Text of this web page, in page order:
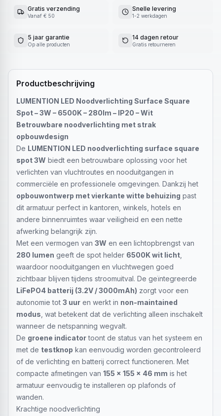
Gratis verzending
Vanaf € 50
Snelle levering
1-2 werkdagen
5 jaar garantie
Op alle producten
14 dagen retour
Gratis retourneren
Productbeschrijving
LUMENTION LED Noodverlichting Surface Square
Spot – 3W – 6500K – 280lm – IP20 – Wit
Betrouwbare noodverlichting met strak
opbouwdesign
De LUMENTION LED noodverlichting surface square
spot 3W biedt een betrouwbare oplossing voor het
verlichten van vluchtroutes en nooduitgangen in
commerciële en professionele omgevingen. Dankzij het
opbouwontwerp met vierkante witte behuizing past
dit armatuur perfect in kantoren, winkels, hotels en
andere binnenruimtes waar veiligheid en een nette
afwerking belangrijk zijn.
Met een vermogen van 3W en een lichtopbrengst van
280 lumen geeft de spot helder 6500K wit licht
waardoor nooduitgangen en vluchtwegen goed
zichtbaar blijven tijdens stroomuitval. De geïntegreerde
LiFePO4 batterij (3.2V / 3000mAh) zorgt voor een
autonomie tot 3 uur en werkt in non-maintained
modus , wat betekent dat de verlichting alleen inschakelt
wanneer de netspanning wegvalt.
De groene indicatortoont de status van het systeem en
met de testknop kan eenvoudig worden gecontroleerd
of de verlichting en batterij correct functioneren. Met
compacte afmetingen van 155 × 155 × 46 mm is het
armatuur eenvoudig te installeren op plafonds of
wanden.
Krachtige noodverlichting